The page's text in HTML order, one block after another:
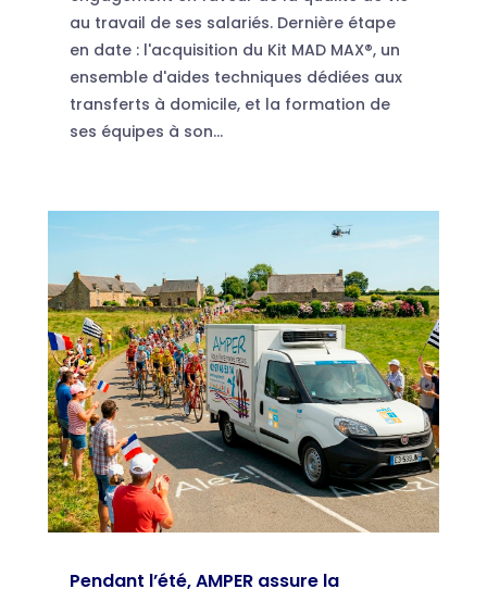
au travail de ses salariés. Dernière étape
en date : l'acquisition du Kit MAD MAX®, un
ensemble d'aides techniques dédiées aux
transferts à domicile, et la formation de
ses équipes à son...
Pendant l’été, AMPER assure la